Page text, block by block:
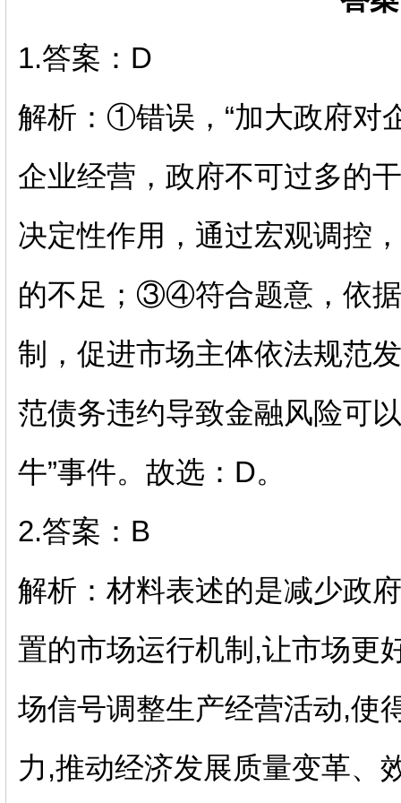
1.答案： D
解析： ①错误，“加大政府对
企业经营，政府不可过多的
决定性作用，通过宏观调控
的不足；③④符合题意，依
制，促进市场主体依法规范
范债务违约导致金融风险可
牛”事件。故选： D。
2.答案： B
解析：材料表述的是减少政
置的市场运行机制 ,让市场更
场信号调整生产经营活动,使
力 ,推动经济发展质量变革、